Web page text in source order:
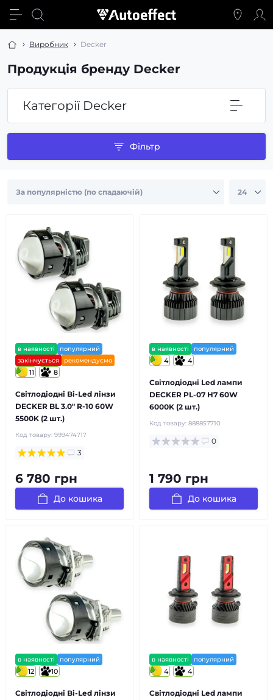
Виробник Decker
Продукція бренду Decker
Категорії Decker
Фільтр
в наявності
популярний
закінчується
рекомендуємо
11 8
Світлодіодні Bi-Led лінзи
DECKER BL 3.0" R-10 60W
5500K (2 шт.)
Код товару: 999474717
3
6 780 грн
До кошика
в наявності популярний
4 4
Світлодіодні Led лампи
DECKER PL-07 H7 60W
6000K (2 шт.)
Код товару: 888857710
0
1 790 грн
До кошика
в наявності популярний
12 10
Світлодіодні Bi-Led лінзи
в наявності популярний
4 4
Світлодіодні Led лампи